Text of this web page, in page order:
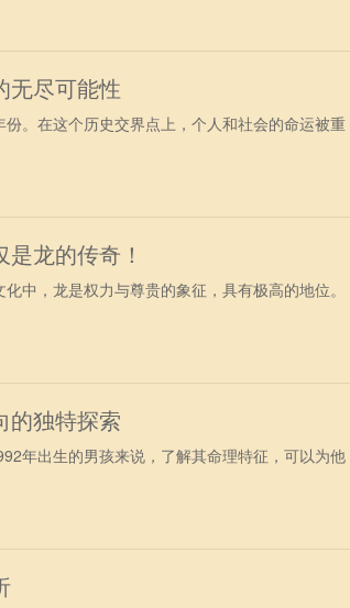
无尽可能性
。在这个历史交界点上，个人和社会的命运被重
龙的传奇！
中，龙是权力与尊贵的象征，具有极高的地位。
的独特探索
年出生的男孩来说，了解其命理特征，可以为他